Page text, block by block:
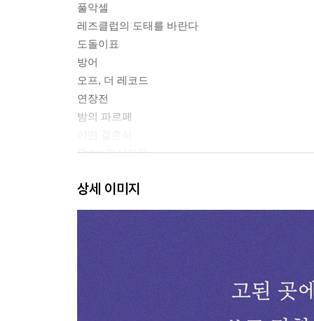
풀악셀
레즈클럽의 도태를 바란다
도돌이표
방어
오프, 더 레코드
연장전
밤의 파르페
Outro 모서리들
2부 불화하는 사랑
Intro 핸들링
상세 이미지